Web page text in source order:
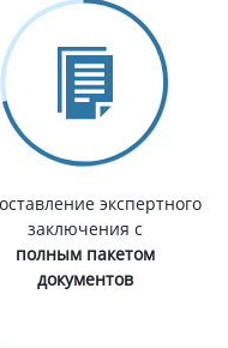
экспертного
заключения с
полным пакетом
документов